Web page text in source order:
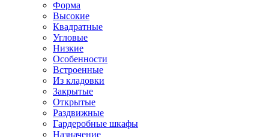
Форма
Высокие
Квадратные
Угловые
Низкие
Особенности
Встроенные
Из кладовки
Закрытые
Открытые
Раздвижные
Гардеробные шкафы
Назначение